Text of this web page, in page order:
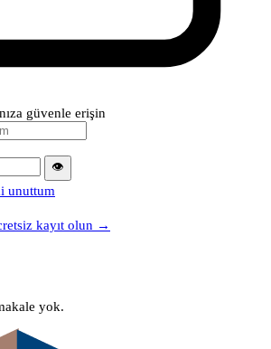
güvenle erişin
👁
unuttum
kayıt olun →
yok.